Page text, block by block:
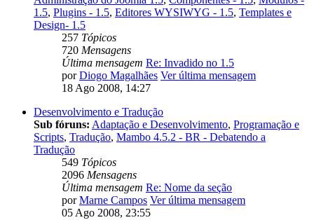
1.5, Plugins - 1.5, Editores WYSIWYG - 1.5, Templates e
Design- 1.5
257 Tópicos
720 Mensagens
Última mensagem Re: Invadido no 1.5
porDiogo Magalhães Ver última mensagem
18 Ago 2008, 14:27
Desenvolvimento e Tradução
Sub fóruns: Adaptação e Desenvolvimento, Programação e
Scripts, Tradução, Mambo 4.5.2 - BR - Debatendo a
Tradução
549 Tópicos
2096 Mensagens
Última mensagem Re: Nome da seção
porMarne Campos Ver última mensagem
05 Ago 2008, 23:55